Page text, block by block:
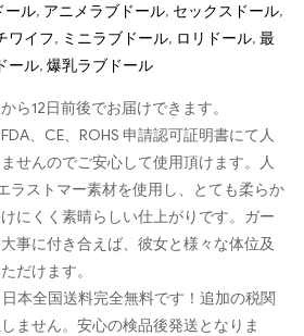
ール, アニメラブドール, セックスドール,
ワイフ, ミニラブドール, ロリドール, 最
ール, 爆乳ラブドール
ら12日前後でお届けできます。
、CE、ROHS 申請認可証明書にて人
せんのでご安心して使用頂けます。人
ラストマー素材を使用し、とても柔らか
にくく素晴らしい仕上がりです。ガー
事に付き合えば、彼女と様々な体位及
だけます。
本全国送料完全無料です！追加の税関
ません。安心の検品後発送となりま